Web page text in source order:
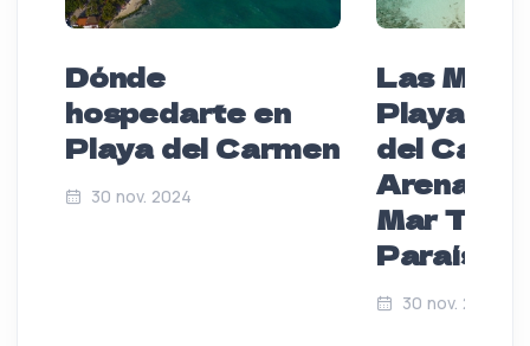
Dónde
hospedarte en
Playa del Carmen
30 nov. 2024
Las
Playas
del
Arena
Mar
Paraíso
30 nov. 2024